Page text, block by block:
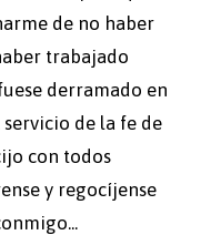
de no haber
trabajado
derramado en
de la fe de
con todos
y regocíjense